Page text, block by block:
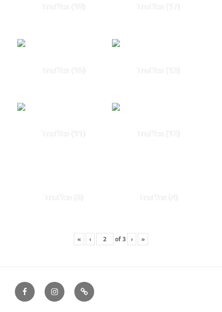
Truffes (19) Truffes (17)
Truffes (16) Truffes (13)
Truffes (11) Truffes (12)
Truffes (8) Truffes (4)
« ‹ of3 › »
facebookinstagramNous
contacter